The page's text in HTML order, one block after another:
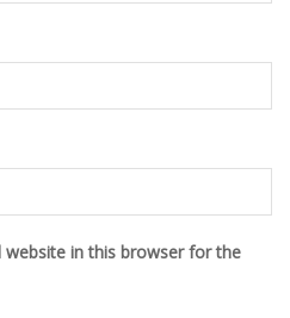
website in this browser for the